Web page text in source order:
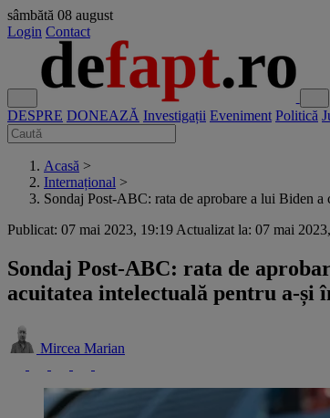
sâmbătă 08 august
Login Contact
DESPRE DONEAZĂ Investigații Eveniment Politică
Acasă >
Internațional >
Sondaj Post-ABC: rata de aprobare a lui Biden a
Publicat: 07 mai 2023, 19:19 Actualizat la: 07 mai
Sondaj Post-ABC: rata de
acuitatea intelectuală pentru a-și
Mircea Marian